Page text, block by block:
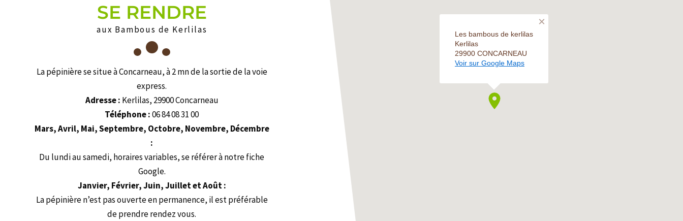
SE RENDRE
aux Bambous de Kerlilas
La pépinière se situe à Concarneau, à 2 mn de la sortie de la voie
express.
Adresse : Kerlilas, 29900 Concarneau
Téléphone :06 84 08 31 00
Mars, Avril, Mai, Septembre, Octobre, Novembre, Décembre
:
Du lundi au samedi, horaires variables, se référer à notre fiche
Google.
Janvier, Février, Juin, Juillet et Août :
La pépinière n’est pas ouverte en permanence, il est préférable
de prendre rendez vous.